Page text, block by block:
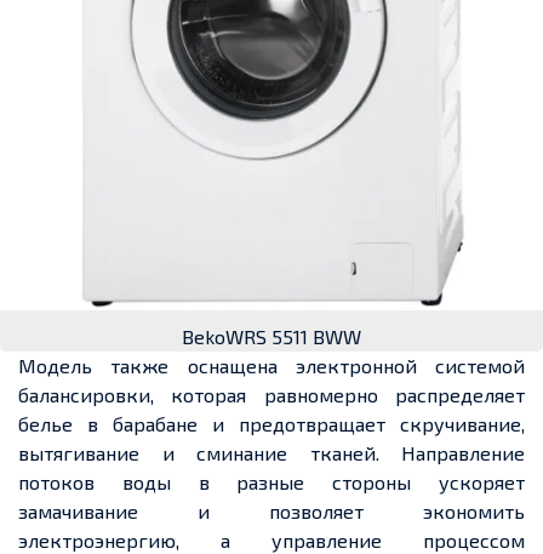
BekoWRS 5511 BWW
Модель также оснащена электронной системой
балансировки, которая равномерно распределяет
белье в барабане и предотвращает скручивание,
вытягивание и сминание тканей. Направление
потоков воды в разные стороны ускоряет
замачивание и позволяет экономить
электроэнергию, а управление процессом